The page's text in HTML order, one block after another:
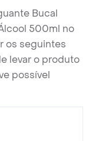
Bucal
500ml no
os seguintes
levar o produto
possível